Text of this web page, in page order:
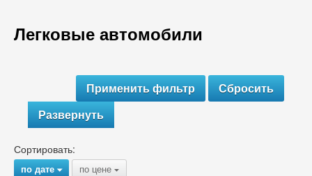
Легковые автомобили
Развернуть
Сортировать:
по дате{ по цене {